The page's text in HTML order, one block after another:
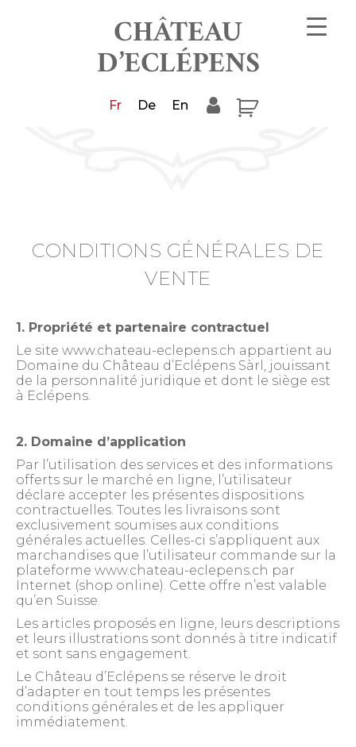
Fr De En
CONDITIONS GÉNÉRALES DE
VENTE
1. Propriété et partenaire contractuel
Le site www.chateau-eclepens.ch appartient au
Domaine du Château d’Eclépens Sàrl, jouissant
de la personnalité juridique et dont le siège est
à Eclépens.
2. Domaine d’application
Par l’utilisation des services et des informations
offerts sur le marché en ligne, l’utilisateur
déclare accepter les présentes dispositions
contractuelles. Toutes les livraisons sont
exclusivement soumises aux conditions
générales actuelles. Celles-ci s’appliquent aux
marchandises que l’utilisateur commande sur la
plateforme www.chateau-eclepens.ch par
Internet (shop online). Cette offre n’est valable
qu’en Suisse.
Les articles proposés en ligne, leurs descriptions
et leurs illustrations sont donnés à titre indicatif
et sont sans engagement.
Le Château d’Eclépens se réserve le droit
d’adapter en tout temps les présentes
conditions générales et de les appliquer
immédiatement.